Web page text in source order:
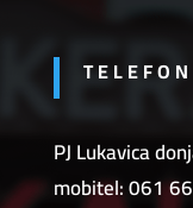
TELEFON
PJ Lukavica
mobitel: 061